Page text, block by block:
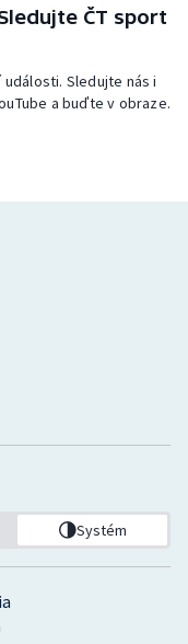
ČT sport
Sledujte nás i
a buďte v obraze.
Systém